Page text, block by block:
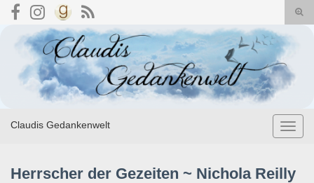
Search for:
Claudis Gedankenwelt
Herrscher der Gezeiten ~ Nichola Reilly